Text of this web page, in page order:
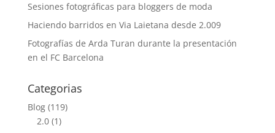
Sesiones fotográficas para bloggers de moda
Haciendo barridos en Via Laietana desde 2.009
Fotografías de Arda Turan durante la presentación
en el FC Barcelona
Categorias
Blog(119)
2.0(1)